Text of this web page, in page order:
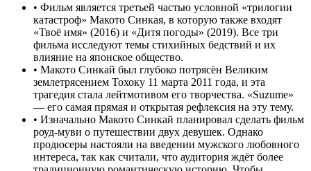
• Фильм является третьей частью условной «трилогии
катастроф» Макото Синкая, в которую также входят
«Твоё имя» (2016) и «Дитя погоды» (2019). Все три
фильма исследуют темы стихийных бедствий и их
влияние на японское общество.
• Макото Синкай был глубоко потрясён Великим
землетрясением Тохоку 11 марта 2011 года, и эта
трагедия стала лейтмотивом его творчества. «Suzume»
— его самая прямая и открытая рефлексия на эту тему.
• Изначально Макото Синкай планировал сделать фильм
роуд-муви о путешествии двух девушек. Однако
продюсеры настояли на введении мужского любовного
интереса, так как считали, что аудитория ждёт более